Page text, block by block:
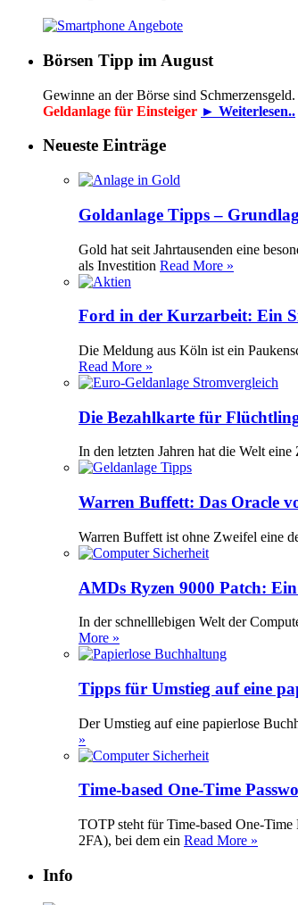
Börsen Tipp im August
Gewinne an der Börse sind
Geldanlage für Einsteiger ► Weiterlesen..
Neueste Einträge
Goldanlage Tipps –
Gold hat seit Jahrtausenden eine
als Investition Read More »
Ford in der Kurzarbeit: Ein
Die Meldung aus Köln ist ein
Read More »
Die Bezahlkarte für
In den letzten Jahren hat die Welt
Warren Buffett: Das Oracle
Warren Buffett ist ohne Zweifel eine
AMDs Ryzen 9000 Patch:
In der schnelllebigen Welt der
More »
Tipps für Umstieg auf eine
Der Umstieg auf eine papierlose
»
Time-based One-Time
TOTP steht für Time-based One-
2FA), bei dem ein Read More »
Info